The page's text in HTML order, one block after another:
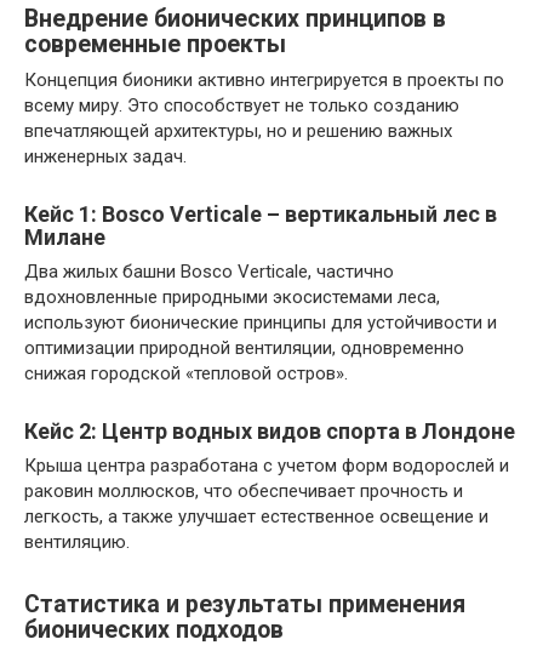
Внедрение бионических принципов в
современные проекты
Концепция бионики активно интегрируется в проекты по
всему миру. Это способствует не только созданию
впечатляющей архитектуры, но и решению важных
инженерных задач.
Кейс 1: Bosco Verticale – вертикальный лес в
Милане
Два жилых башни Bosco Verticale, частично
вдохновленные природными экосистемами леса,
используют бионические принципы для устойчивости и
оптимизации природной вентиляции, одновременно
снижая городской «тепловой остров».
Кейс 2: Центр водных видов спорта в Лондоне
Крыша центра разработана с учетом форм водорослей и
раковин моллюсков, что обеспечивает прочность и
легкость, а также улучшает естественное освещение и
вентиляцию.
Статистика и результаты применения
бионических подходов